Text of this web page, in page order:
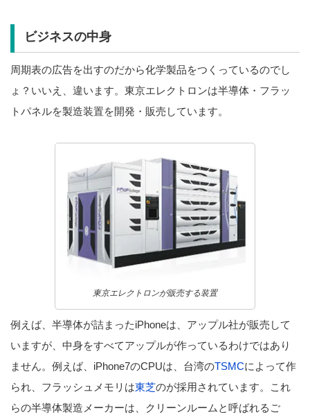
ビジネスの中身
周期表の広告を出すのだから化学製品をつくっているのでし
ょ？いいえ、違います。東京エレクトロンは半導体・フラッ
トパネルを製造装置を開発・販売しています。
東京エレクトロンが販売する装置
例えば、半導体が詰まったiPhoneは、アップル社が販売して
いますが、中身をすべてアップルが作っているわけではあり
ません。例えば、iPhone7のCPUは、台湾のTSMCによって作
られ、フラッシュメモリは東芝のが採用されています。これ
らの半導体製造メーカーは、クリーンルームと呼ばれるご